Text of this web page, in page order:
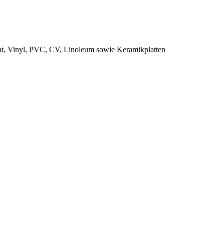
Vinyl, PVC, CV, Linoleum sowie Keramikplatten